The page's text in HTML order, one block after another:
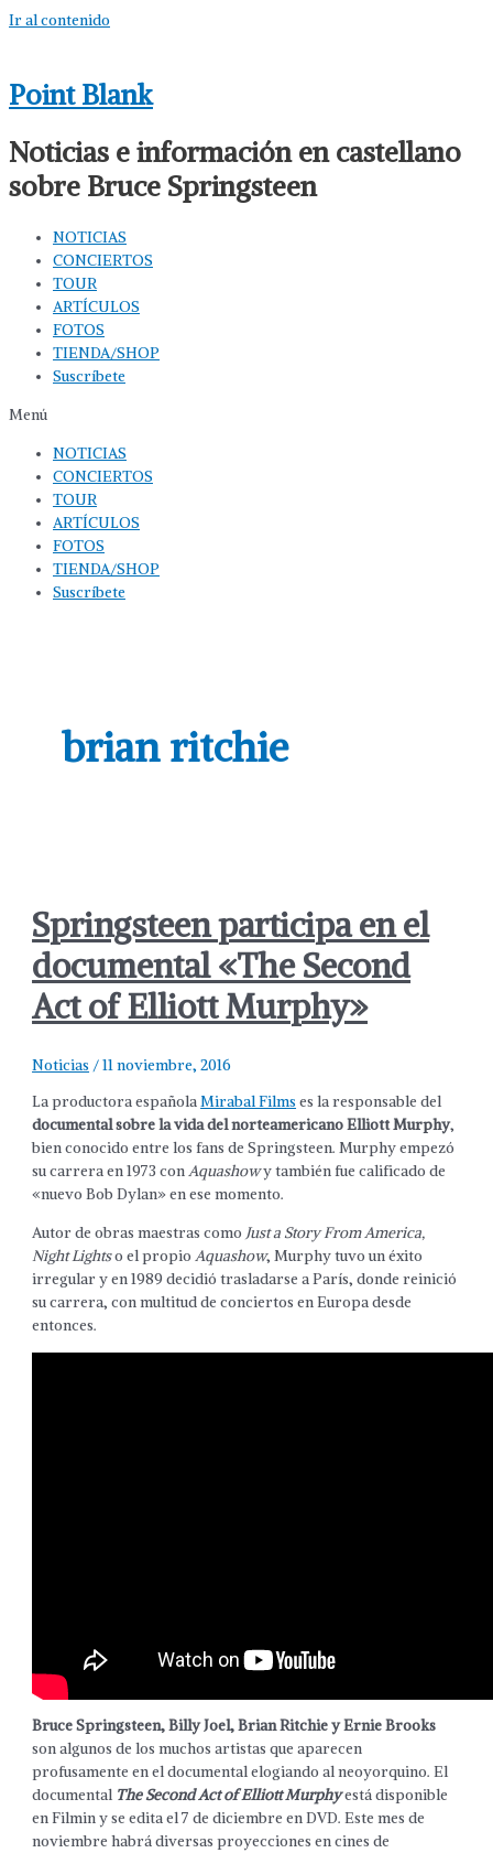
Ir al contenido
Point Blank
Noticias e información en castellano
sobre Bruce Springsteen
NOTICIAS
CONCIERTOS
TOUR
ARTÍCULOS
FOTOS
TIENDA/SHOP
Suscríbete
Menú
NOTICIAS
CONCIERTOS
TOUR
ARTÍCULOS
FOTOS
TIENDA/SHOP
Suscríbete
brian ritchie
Springsteen participa en el
documental «The Second
Act of Elliott Murphy»
Noticias /11 noviembre, 2016
La productora españolaMirabal Films es la responsable del
documental sobre la vida del norteamericano Elliott Murphy,
bien conocido entre los fans de Springsteen. Murphy empezó
su carrera en 1973 conAquashowy también fue calificado de
«nuevo Bob Dylan» en ese momento.
Autor de obras maestras como Just a Story From America,
Night Lightso el propioAquashow, Murphy tuvo un éxito
irregular y en 1989 decidió trasladarse a París, donde reinició
su carrera, con multitud de conciertos en Europa desde
entonces.
Bruce Springsteen, Billy Joel, Brian Ritchie y Ernie Brooks
son algunos de los muchos artistas que aparecen
profusamente en el documental elogiando al neoyorquino. El
documental The Second Act of Elliott Murphyestá disponible
en Filmin y se edita el 7 de diciembre en DVD. Este mes de
noviembre habrá diversas proyecciones en cines de